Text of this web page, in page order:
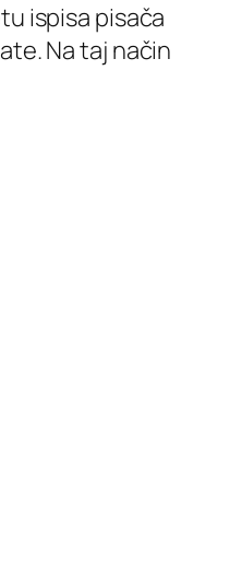
ispisa pisača
Na taj način